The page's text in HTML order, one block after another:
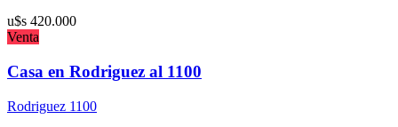
u$s 420.000
Venta
Casa en Rodriguez al 1100
Rodriguez 1100